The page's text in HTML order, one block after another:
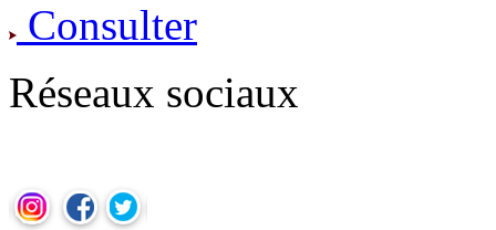
Consulter
Réseaux sociaux